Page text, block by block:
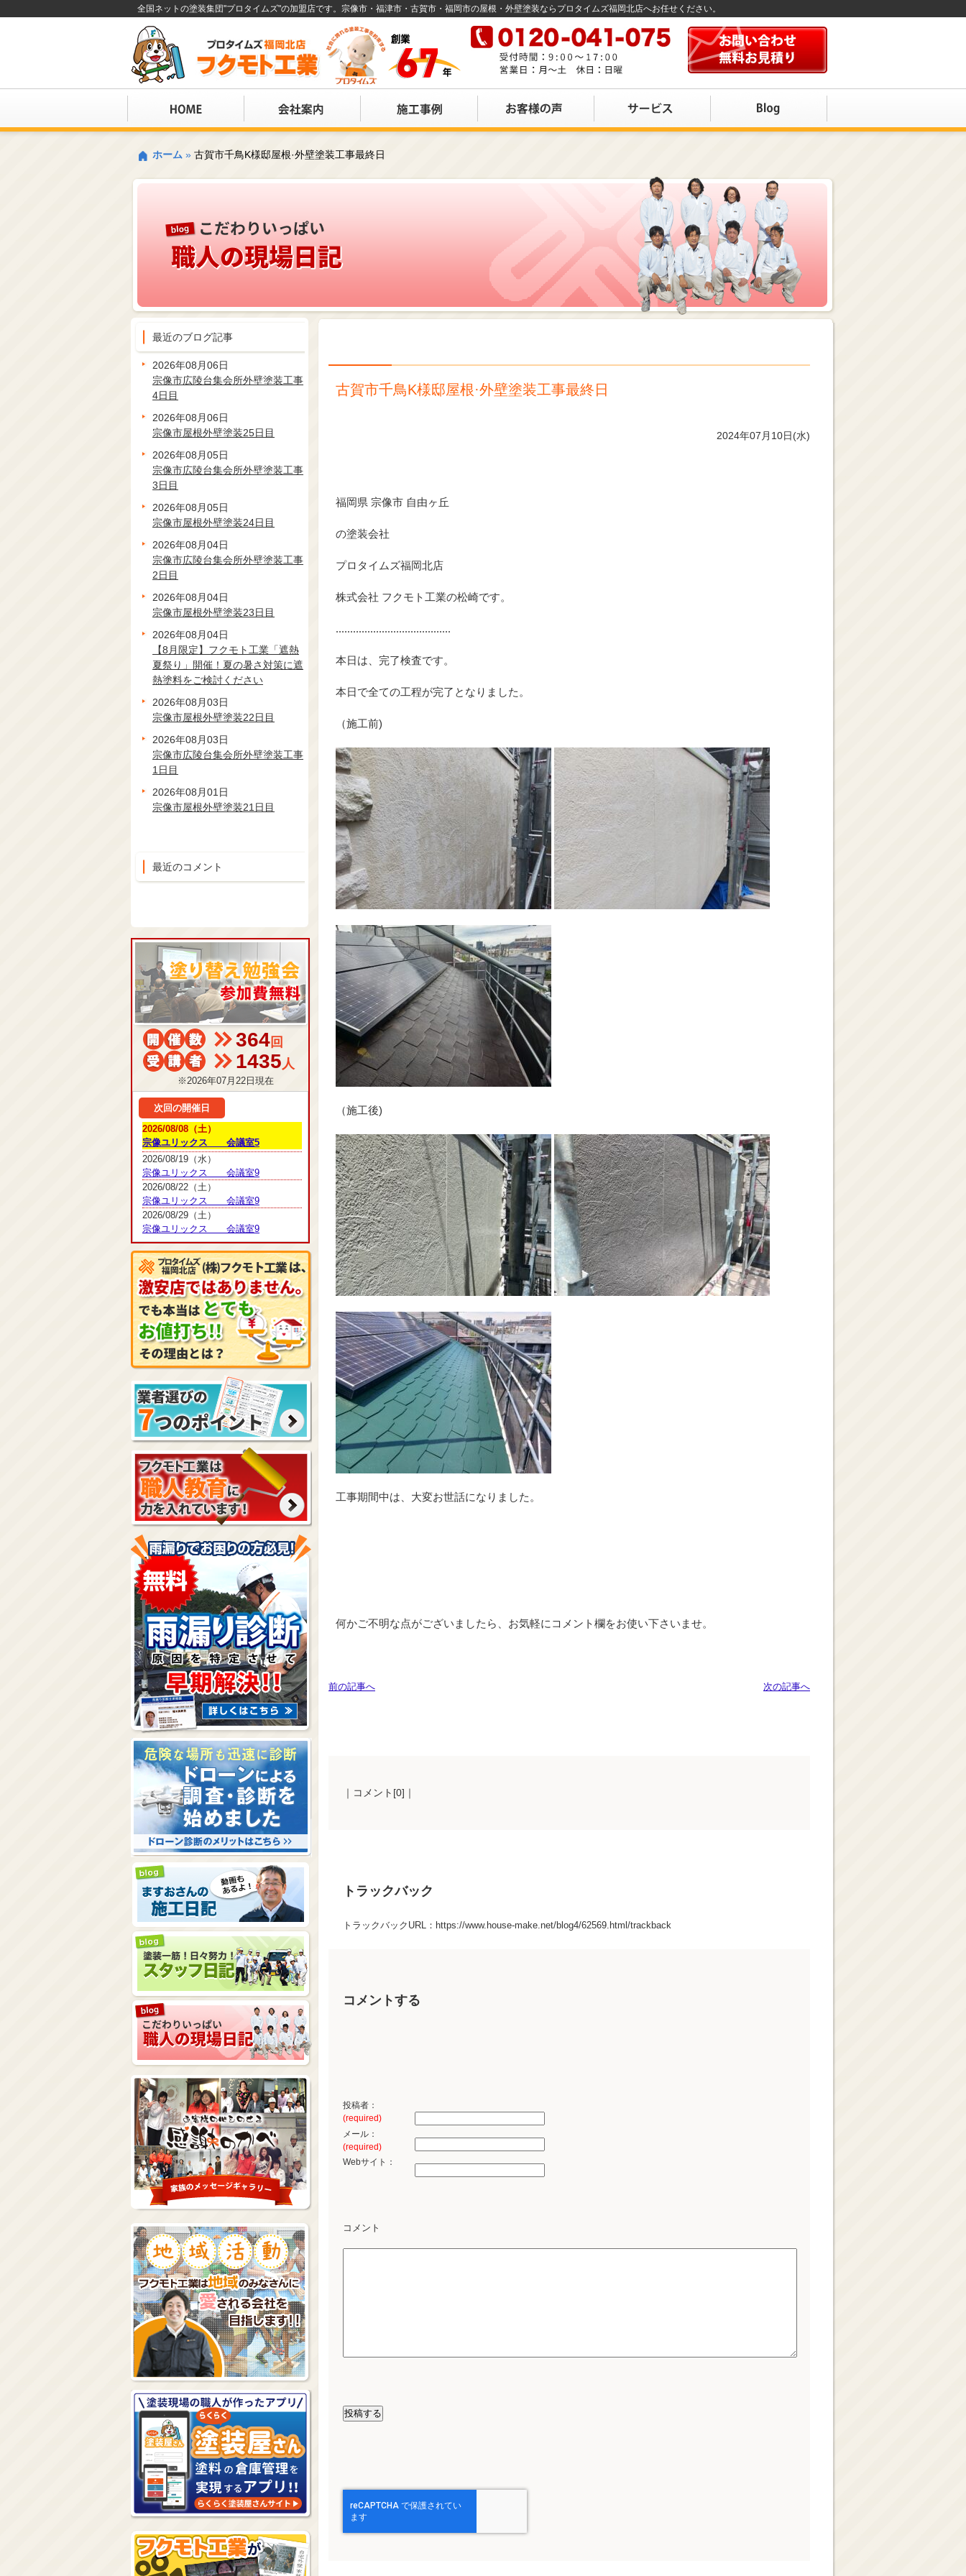
全国ネットの塗装集団"プロタイムズ"の加盟店です。宗像市・福津市・古賀市・福岡市の屋根・外壁塗装ならプロタイムズ福岡北店へお任せください。
ホーム » 古賀市千鳥K様邸屋根·外壁塗装工事最終日
古賀市千鳥K様邸屋根·外壁塗装工事最終日
2024年07月10日(水)
福岡県 宗像市 自由ヶ丘
の塗装会社
プロタイムズ福岡北店
株式会社 フクモト工業の松崎です。
‥‥‥‥‥‥‥‥‥‥‥‥‥‥‥‥‥‥‥‥
本日は、完了検査です。
本日で全ての工程が完了となりました。
（施工前)
（施工後)
工事期間中は、大変お世話になりました。
何かご不明な点がございましたら、お気軽にコメント欄をお使い下さいませ。
次の記事へ
前の記事へ
｜コメント[0]｜
トラックバック
トラックバックURL：https://www.house-make.net/blog4/62569.html/trackback
コメントする
投稿者：
(required)
メール：
(required)
Webサイト：
コメント
最近のブログ記事
2026年08月06日
宗像市広陵台集会所外壁塗装工事
4日目
2026年08月06日
宗像市屋根外壁塗装25日目
2026年08月05日
宗像市広陵台集会所外壁塗装工事
3日目
2026年08月05日
宗像市屋根外壁塗装24日目
2026年08月04日
宗像市広陵台集会所外壁塗装工事
2日目
2026年08月04日
宗像市屋根外壁塗装23日目
2026年08月04日
【8月限定】フクモト工業「遮熱
夏祭り」開催！夏の暑さ対策に遮
熱塗料をご検討ください
2026年08月03日
宗像市屋根外壁塗装22日目
2026年08月03日
宗像市広陵台集会所外壁塗装工事
1日目
2026年08月01日
宗像市屋根外壁塗装21日目
最近のコメント
364回
1435人
※2026年07月22日現在
次回の開催日
2026/08/08（土）
宗像ユリックス 会議室5
2026/08/19（水）
宗像ユリックス 会議室9
2026/08/22（土）
宗像ユリックス 会議室9
2026/08/29（土）
宗像ユリックス 会議室9